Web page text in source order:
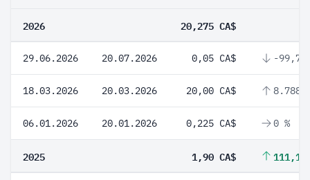
2026 20,275 CA$
29.06.2026 20.07.2026 0,05 CA$ -99,75
18.03.2026 20.03.2026 20,00 CA$
06.01.2026 20.01.2026 0,225 CA$ 0 %
2025 1,90 CA$ 111,11